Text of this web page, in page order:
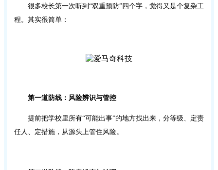
很多校长第一次听到“双重预防”四个字，觉得又是个复杂工
程。其实很简单：
第一道防线：风险辨识与管控
提前把学校里所有“可能出事”的地方找出来，分等级、定责
任人、定措施，从源头上管住风险。